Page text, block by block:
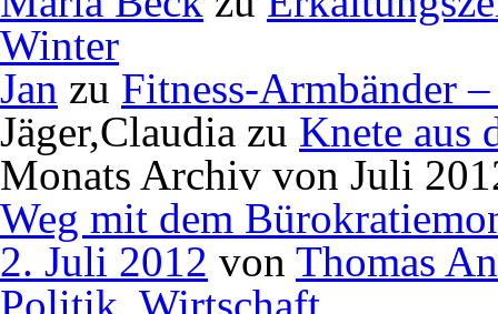
Winter
Jan zu Fitness-Armbänder
Jäger,Claudia zu Knete aus
Monats Archiv von Juli
Weg mit dem
2. Juli 2012 von Thomas